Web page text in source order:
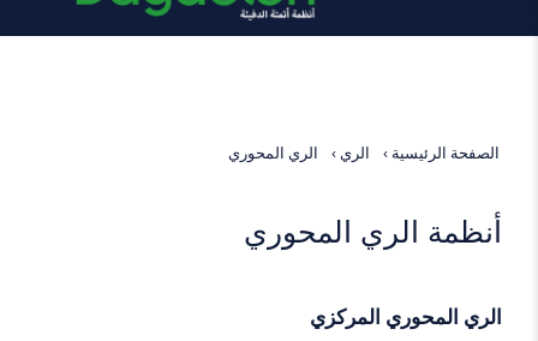
الصفحة الرئيسية الري الري المحوري
أنظمة الري المحوري
الري المحوري المركزي